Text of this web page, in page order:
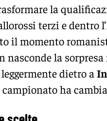
la
terzi e dentro
il momento
nasconde la
dietro a
ha